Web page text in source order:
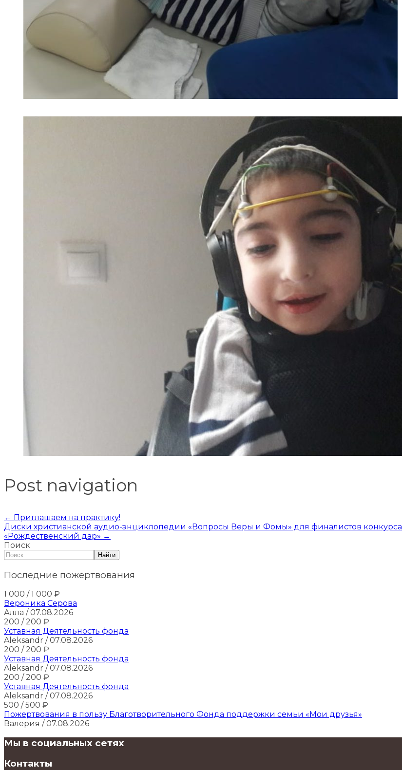
Post navigation
← Приглашаем на практику!
Диски христианской аудио-энциклопедии «Вопросы Веры и Фомы» для финалистов конкурса
«Рождественский дар» →
Поиск
Найти
Последние пожертвования
1 000 / 1 000 ₽
Вероника Серова
Алла / 07.08.2026
200 / 200 ₽
Уставная Деятельность фонда
Aleksandr / 07.08.2026
200 / 200 ₽
Уставная Деятельность фонда
Aleksandr / 07.08.2026
200 / 200 ₽
Уставная Деятельность фонда
Aleksandr / 07.08.2026
500 / 500 ₽
Пожертвования в пользу Благотворительного Фонда поддержки семьи «Мои друзья»
Валерия / 07.08.2026
Мы в социальных сетях
Контакты